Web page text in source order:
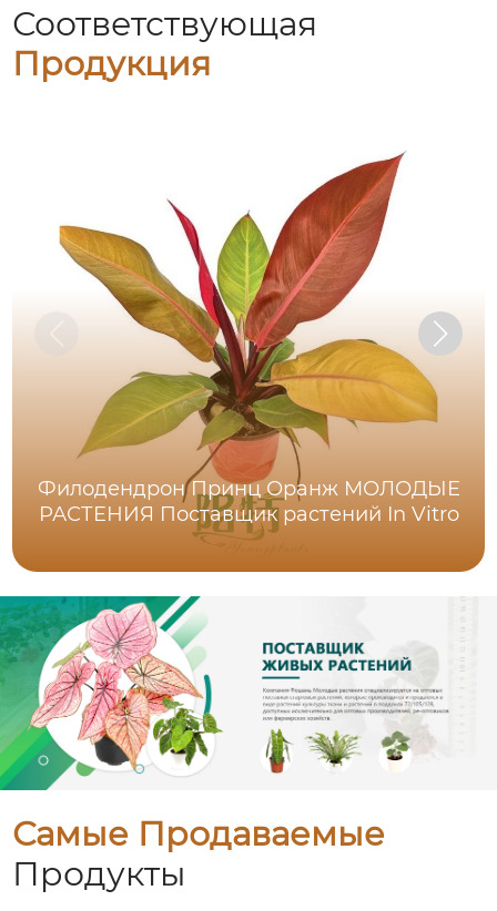
Соответствующая
Продукция
Филодендрон Принц Оранж МОЛОДЫЕ
РАСТЕНИЯ Поставщик растений In Vitro
Самые Продаваемые
Продукты